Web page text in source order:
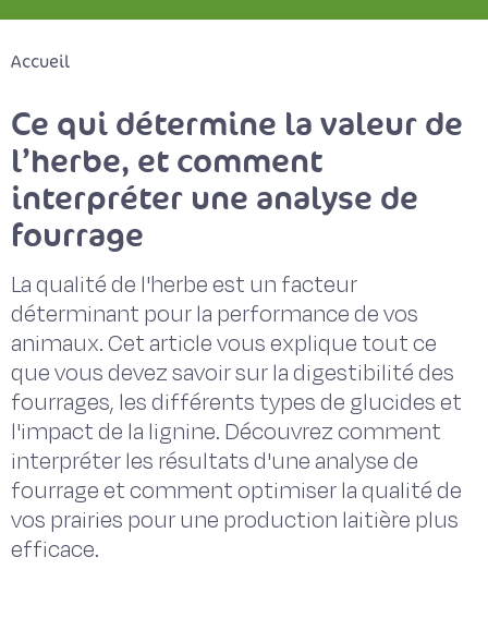
Accueil
Ce qui détermine la valeur de
l’herbe, et comment
interpréter une analyse de
fourrage
La qualité de l'herbe est un facteur
déterminant pour la performance de vos
animaux. Cet article vous explique tout ce
que vous devez savoir sur la digestibilité des
fourrages, les différents types de glucides et
l'impact de la lignine. Découvrez comment
interpréter les résultats d'une analyse de
fourrage et comment optimiser la qualité de
vos prairies pour une production laitière plus
efficace.